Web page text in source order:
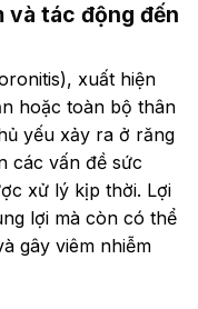
và tác động đến
xuất hiện
hoặc toàn bộ thân
yếu xảy ra ở răng
các vấn đề sức
xử lý kịp thời. Lợi
lợi mà còn có thể
gây viêm nhiễm